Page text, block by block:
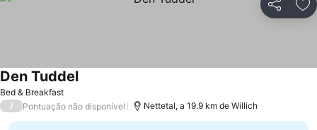
Partilhar
Bed & Breakfast
Den Tuddel
/ Pontuação não disponível Nettetal, a 19.9 km de Willich